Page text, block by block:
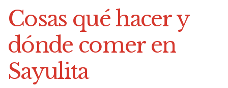
Cosas qué hacer y
dónde comer en
Sayulita